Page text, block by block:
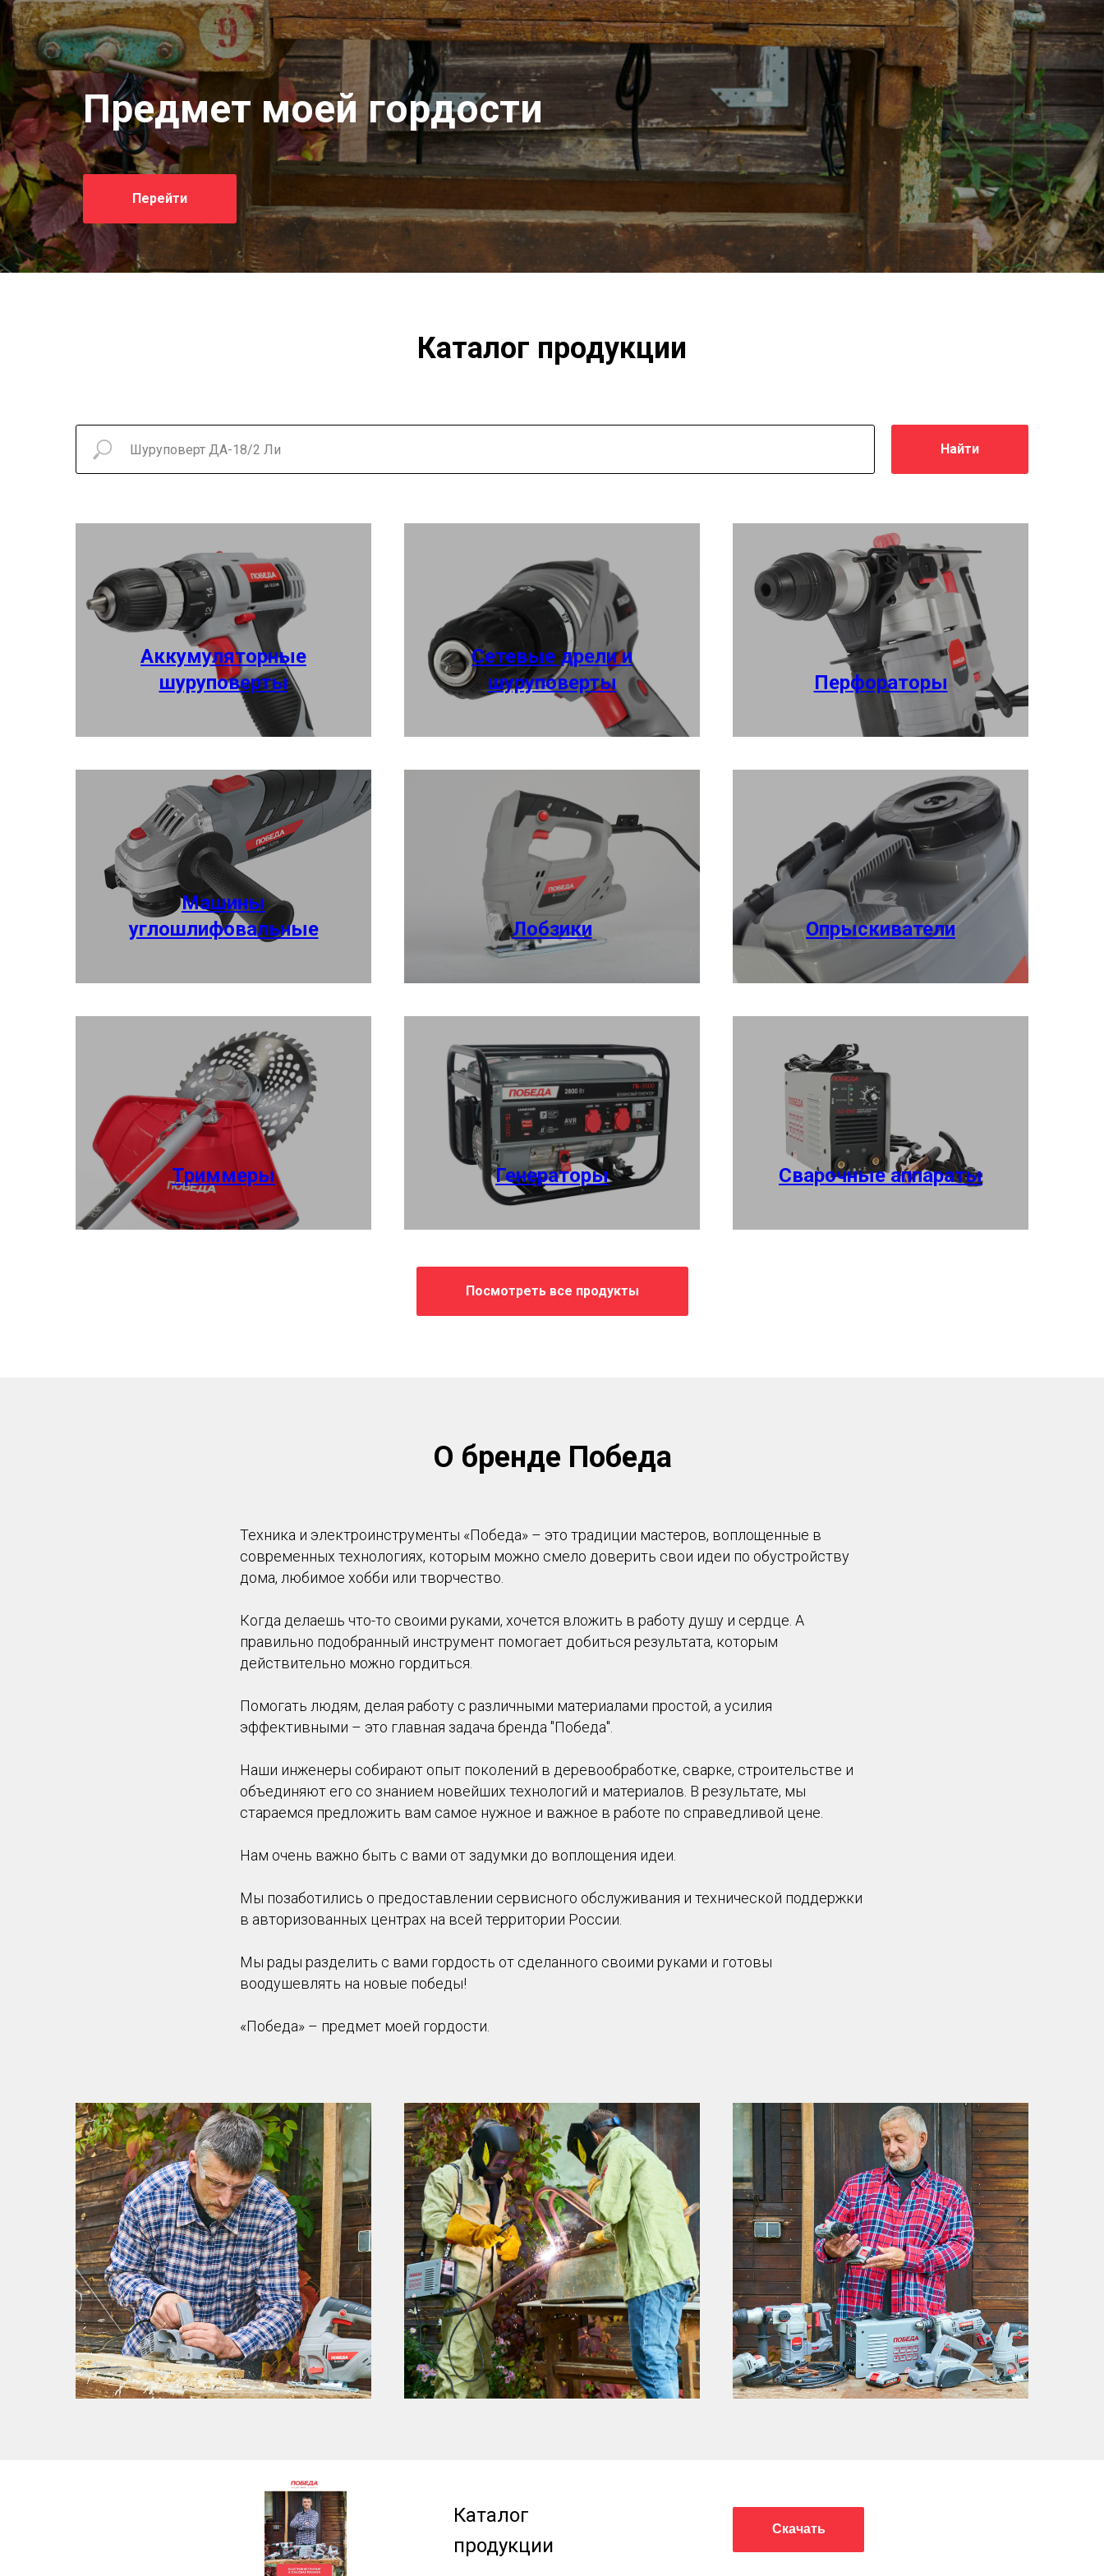
Предмет моей гордости
Перейти
Каталог продукции
Найти
Аккумуляторные
шуруповерты
Сетевые дрели и
шуруповерты
Перфораторы
Машины
углошлифовальные
Лобзики Опрыскиватели
Триммеры Генераторы Сварочные аппараты
Посмотреть все продукты
О бренде Победа
Техника и электроинструменты «Победа» – это традиции мастеров, воплощенные в
современных технологиях, которым можно смело доверить свои идеи по обустройству
дома, любимое хобби или творчество.
Когда делаешь что-то своими руками, хочется вложить в работу душу и сердце. А
правильно подобранный инструмент помогает добиться результата, которым
действительно можно гордиться.
Помогать людям, делая работу с различными материалами простой, а усилия
эффективными – это главная задача бренда "Победа".
Наши инженеры собирают опыт поколений в деревообработке, сварке, строительстве и
объединяют его со знанием новейших технологий и материалов. В результате, мы
стараемся предложить вам самое нужное и важное в работе по справедливой цене.
Нам очень важно быть с вами от задумки до воплощения идеи.
Мы позаботились о предоставлении сервисного обслуживания и технической поддержки
в авторизованных центрах на всей территории России.
Мы рады разделить с вами гордость от сделанного своими руками и готовы
воодушевлять на новые победы!
«Победа» – предмет моей гордости.
Каталог
продукции
Скачать